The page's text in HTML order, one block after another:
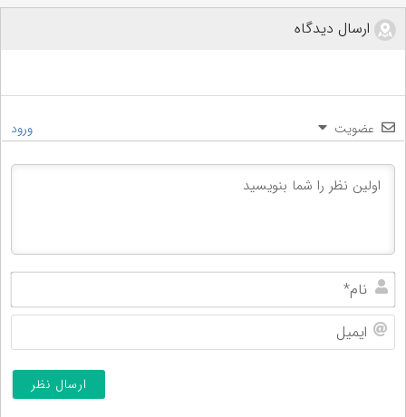
ارسال دیدگاه
عضویت ورود